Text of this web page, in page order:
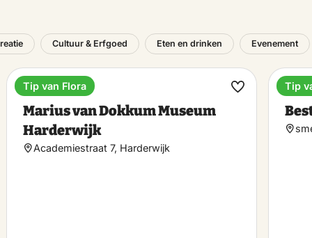
Cultuur & Erfgoed Eten en drinken Evenement
Museum
Marius van Dokkum Museum
Harderwijk
Academiestraat 7, Harderwijk
Tip van Flora
Maak
Tip